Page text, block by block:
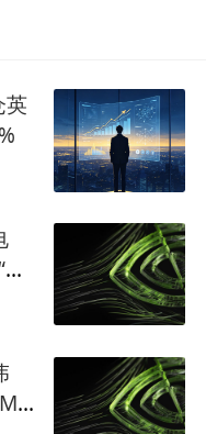
英